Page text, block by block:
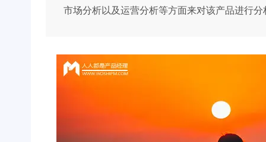
市场分析以及运营分析等方面来对该产品进行分